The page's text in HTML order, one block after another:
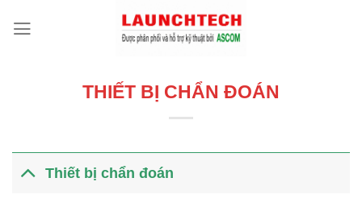
THIẾT BỊ CHẨN ĐOÁN
Thiết bị chẩn đoán